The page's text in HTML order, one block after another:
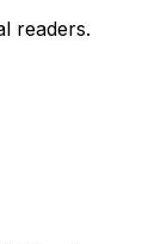
readers.